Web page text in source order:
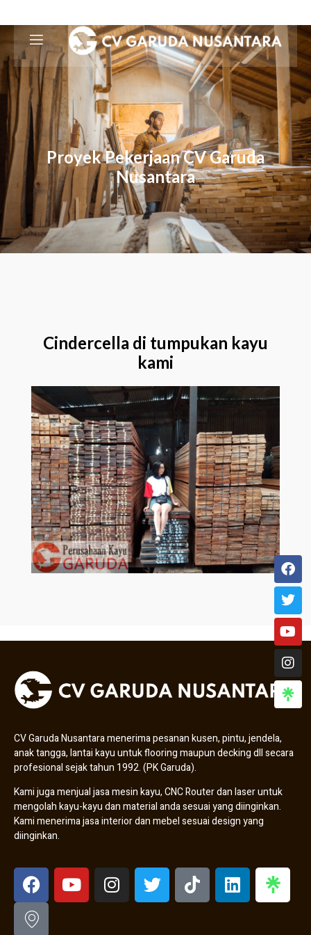
Proyek Pekerjaan CV Garuda
Nusantara
Cindercella di tumpukan kayu
kami
CV Garuda Nusantara menerima pesanan kusen, pintu, jendela,
anak tangga, lantai kayu untuk flooring maupun decking dll secara
profesional sejak tahun 1992. (PK Garuda).
Kami juga menjual jasa mesin kayu, CNC Router dan laser untuk
mengolah kayu-kayu dan material anda sesuai yang diinginkan.
Kami menerima jasa interior dan mebel sesuai design yang
diinginkan.